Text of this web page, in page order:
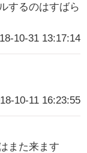
するのはすばら
10-31 13:17:14
10-11 16:23:55
また来ます